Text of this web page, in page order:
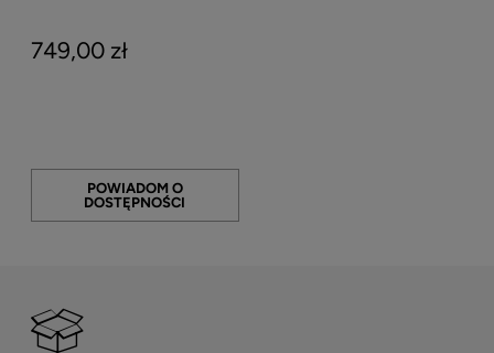
749,00 zł
POWIADOM O
DOSTĘPNOŚCI